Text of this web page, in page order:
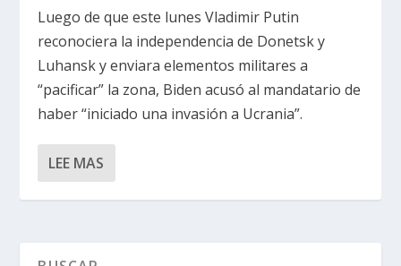
Luego de que este lunes Vladimir Putin
reconociera la independencia de Donetsk y
Luhansk y enviara elementos militares a
“pacificar” la zona, Biden acusó al mandatario de
haber “iniciado una invasión a Ucrania”.
LEE MAS